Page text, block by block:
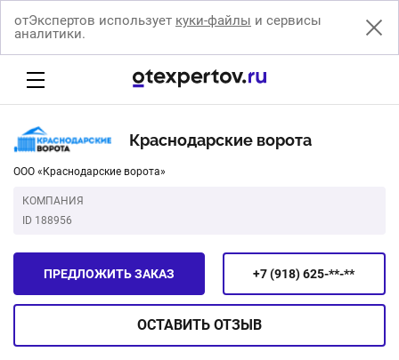
отЭкспертов использует куки-файлы и сервисы
аналитики.
Краснодарские ворота
ООО «Краснодарские ворота»
КОМПАНИЯ
ID 188956
+7 (918) 625-**-**
ПРЕДЛОЖИТЬ ЗАКАЗ
ОСТАВИТЬ ОТЗЫВ